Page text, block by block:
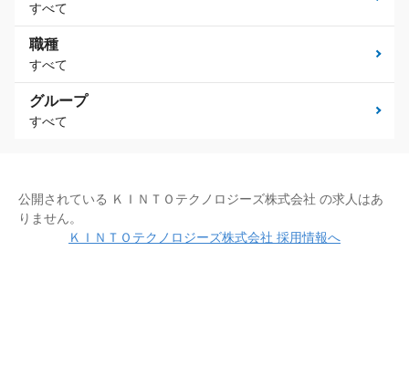
すべて
職種
すべて
グループ
すべて
公開されている ＫＩＮＴＯテクノロジーズ株式会社 の求人はあ
りません。
ＫＩＮＴＯテクノロジーズ株式会社 採用情報へ